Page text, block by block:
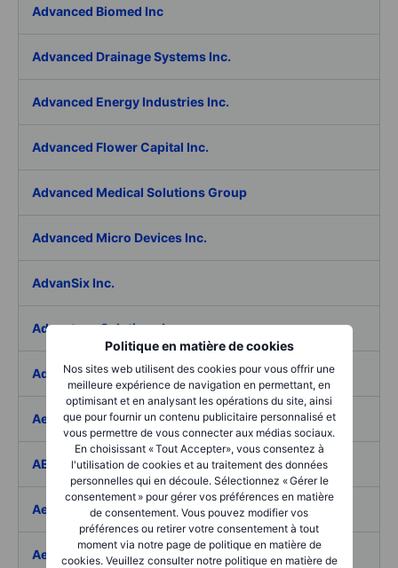
Politique en matière de cookies
Nos sites web utilisent des cookies pour vous offrir une
meilleure expérience de navigation en permettant, en
optimisant et en analysant les opérations du site, ainsi
que pour fournir un contenu publicitaire personnalisé et
vous permettre de vous connecter aux médias sociaux.
En choisissant « Tout Accepter», vous consentez à
l'utilisation de cookies et au traitement des données
personnelles qui en découle. Sélectionnez « Gérer le
consentement » pour gérer vos préférences en matière
de consentement. Vous pouvez modifier vos
préférences ou retirer votre consentement à tout
moment via notre page de politique en matière de
cookies. Veuillez consulter notre politique en matière de
Advanced Biomed Inc
Advanced Drainage Systems Inc.
Advanced Energy Industries Inc.
Advanced Flower Capital Inc.
Advanced Medical Solutions Group
Advanced Micro Devices Inc.
AdvanSix Inc.
Advantage Solutions Inc.
Adyen NV
Aebi Schmidt Holding AG
AECOM
Aedes SpA
Aedifica SICAFI SA